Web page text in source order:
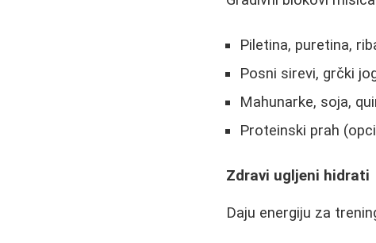
Piletina, puretina,
Posni sirevi, grčki
Mahunarke, soja,
Proteinski prah
Zdravi ugljeni hidrati
Daju energiju za